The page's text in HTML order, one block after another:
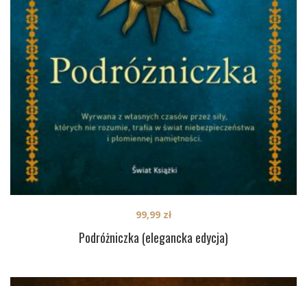
Podróżniczka (elegancka edycja)
99,99 zł